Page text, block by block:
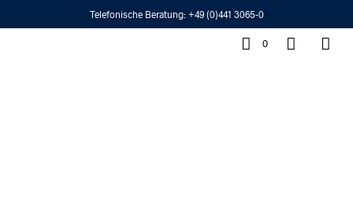
Telefonische Beratung: +49 (0)441 3065-0
0